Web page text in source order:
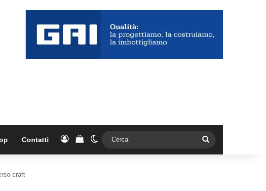
Contatti AccediVedi il carrello
Cambia aspetto
craft